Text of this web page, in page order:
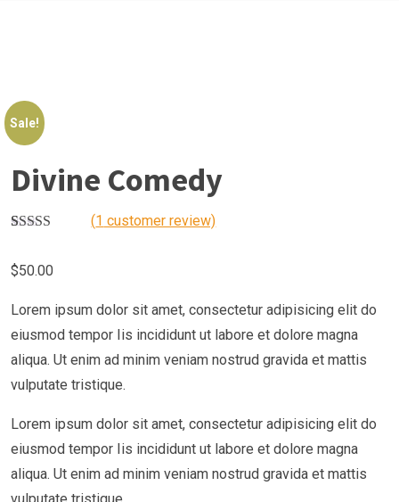
Divine Comedy
based on
(1 customer review)
$50.00
Lorem ipsum dolor sit amet, consectetur adipisicing elit do
eiusmod tempor Iis incididunt ut labore et dolore magna
aliqua. Ut enim ad minim veniam nostrud gravida et mattis
vulputate tristique.
Lorem ipsum dolor sit amet, consectetur adipisicing elit do
eiusmod tempor Iis incididunt ut labore et dolore magna
aliqua. Ut enim ad minim veniam nostrud gravida et mattis
Sale!